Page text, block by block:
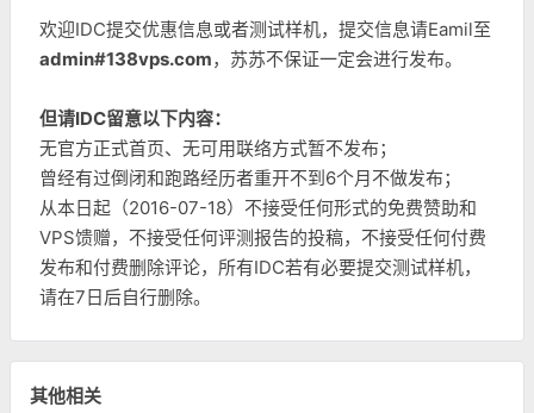
欢迎IDC提交优惠信息或者测试样机，提交信息请Eamil至
admin#138vps.com，苏苏不保证一定会进行发布。
但请IDC留意以下内容：
无官方正式首页、无可用联络方式暂不发布；
曾经有过倒闭和跑路经历者重开不到6个月不做发布；
从本日起（2016-07-18）不接受任何形式的免费赞助和
VPS馈赠，不接受任何评测报告的投稿，不接受任何付费
发布和付费删除评论，所有IDC若有必要提交测试样机，
请在7日后自行删除。
其他相关